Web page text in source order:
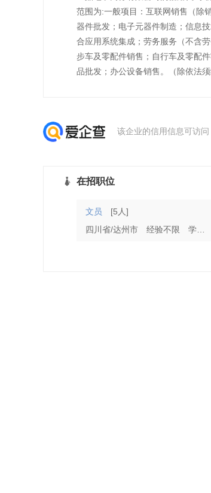
范围为:一般项目：互联网销售（除
器件批发；电子元器件制造；信息
合应用系统集成；劳务服务（不含
步车及零配件销售；自行车及零配
品批发；办公设备销售。（除依法
该企业的信用信息可访问
在招职位
文员 [5人]
四川省/达州市
经验不限 学历不限